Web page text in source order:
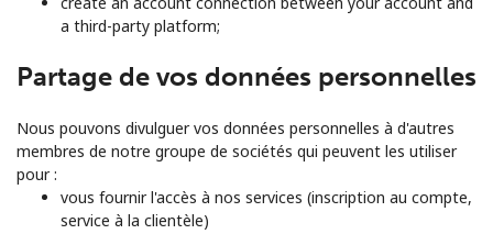
a third-party platform;
Partage de vos données personnelles
Nous pouvons divulguer vos données personnelles à d'autres
membres de notre groupe de sociétés qui peuvent les utiliser
pour :
vous fournir l'accès à nos services (inscription au compte,
service à la clientèle)